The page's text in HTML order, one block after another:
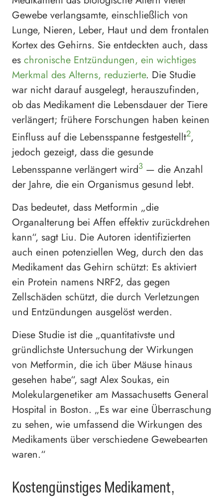
Gewebe verlangsamte, einschließlich von
Lunge, Nieren, Leber, Haut und dem frontalen
Kortex des Gehirns. Sie entdeckten auch, dass
es chronische Entzündungen, ein wichtiges
Merkmal des Alterns, reduzierte. Die Studie
war nicht darauf ausgelegt, herauszufinden,
ob das Medikament die Lebensdauer der Tiere
verlängert; frühere Forschungen haben keinen
Einfluss auf die Lebensspanne festgestellt2,
jedoch gezeigt, dass die gesunde
Lebensspanne verlängert wird3 — die Anzahl
der Jahre, die ein Organismus gesund lebt.
Das bedeutet, dass Metformin „die
Organalterung bei Affen effektiv zurückdrehen
kann“, sagt Liu. Die Autoren identifizierten
auch einen potenziellen Weg, durch den das
Medikament das Gehirn schützt: Es aktiviert
ein Protein namens NRF2, das gegen
Zellschäden schützt, die durch Verletzungen
und Entzündungen ausgelöst werden.
Diese Studie ist die „quantitativste und
gründlichste Untersuchung der Wirkungen
von Metformin, die ich über Mäuse hinaus
gesehen habe“, sagt Alex Soukas, ein
Molekulargenetiker am Massachusetts General
Hospital in Boston. „Es war eine Überraschung
zu sehen, wie umfassend die Wirkungen des
Medikaments über verschiedene Gewebearten
waren.“
Kostengünstiges Medikament,